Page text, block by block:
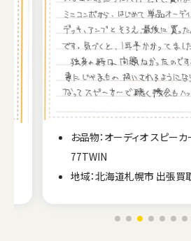
お品物：オーディオ スピー
77TWIN
地域：北海道札幌市 出張買